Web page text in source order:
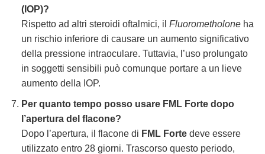
(IOP)?
Rispetto ad altri steroidi oftalmici, il Fluorometholoneha
un rischio inferiore di causare un aumento significativo
della pressione intraoculare. Tuttavia, l’uso prolungato
in soggetti sensibili può comunque portare a un lieve
aumento della IOP.
Per quanto tempo posso usare FML Forte dopo
l’apertura del flacone?
Dopo l’apertura, il flacone di FML Fortedeve essere
utilizzato entro 28 giorni. Trascorso questo periodo,